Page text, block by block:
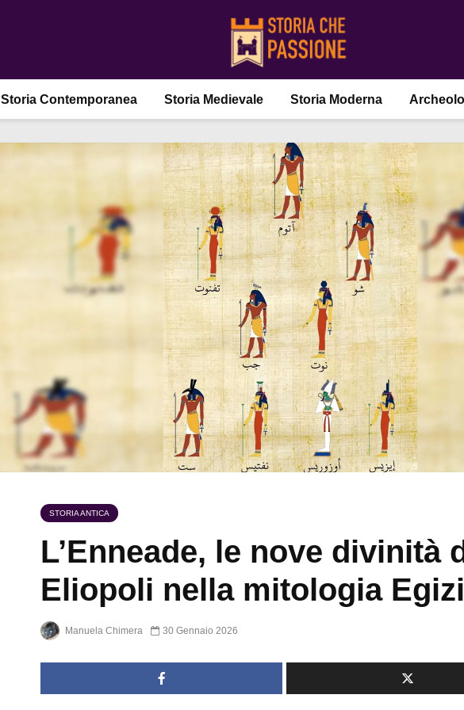
Storia Contemporanea Storia Medievale Storia Moderna
STORIA ANTICA
L’Enneade, le nove divinità
Eliopoli nella mitologia
Manuela Chimera 30 Gennaio 2026